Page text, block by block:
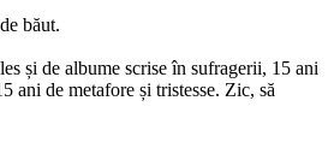
băut.
și de albume scrise în sufragerii, 15 ani
ani de metafore și tristesse. Zic, să